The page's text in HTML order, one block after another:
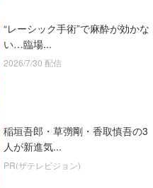
“レーシック手術”で麻酔が効かな
い…臨場...
2026/7/30 配信
稲垣吾郎・草彅剛・香取慎吾の3
人が新進気...
PR(ザテレビジョン)